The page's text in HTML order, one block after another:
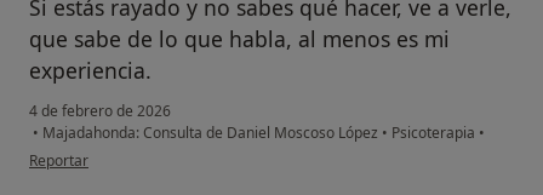
Si estás rayado y no sabes qué hacer, ve a verle,
que sabe de lo que habla, al menos es mi
experiencia.
4 de febrero de 2026
• Majadahonda: Consulta de Daniel Moscoso López • Psicoterapia •
en opinión del usuario Agus
Reportar